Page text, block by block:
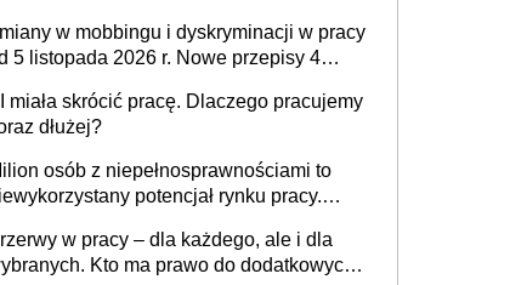
w mobbingu i dyskryminacji w pracy
5 listopada 2026 r. Nowe przepisy 4
miała skrócić pracę. Dlaczego pracujemy
dłużej?
osób z niepełnosprawnościami to
potencjał rynku pracy.
czy refundacji, ale bariery po
systemu i świadomości
w pracy – dla każdego, ale i dla
Kto ma prawo do dodatkowych